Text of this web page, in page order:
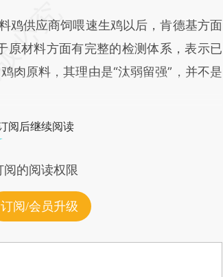
供应商饲喂速生鸡以后，肯德基方面
原材料方面有完整的检测体系，表示已
肉原料，其理由是“汰弱留强”，并不是
阅后继续阅读
的阅读权限
订阅/会员升级